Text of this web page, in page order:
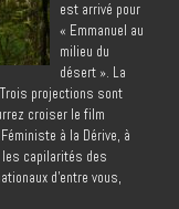
est arrivé pour
« Emmanuel au
milieu du
désert ». La
projections sont
croiser le film
à la Dérive, à
les capilarités des
d’entre vous,